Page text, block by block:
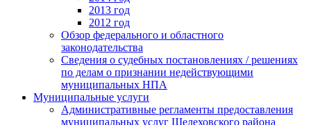
2013 год
2012 год
Обзор федерального и областного
законодательства
Сведения о судебных постановлениях / решениях
по делам о признании недействующими
муниципальных НПА
Муниципальные услуги
Административные регламенты предоставления
муниципальных услуг Шелеховского района